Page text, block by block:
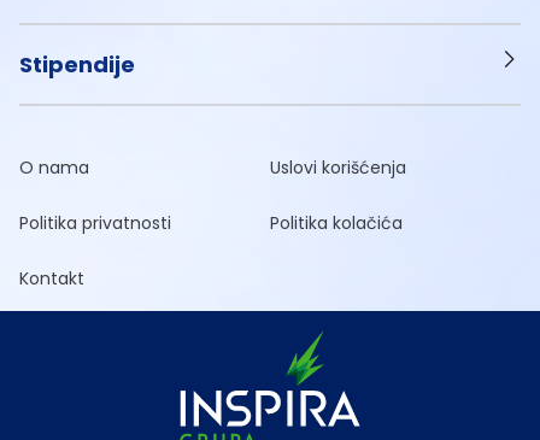
Stipendije
O nama Uslovi korišćenja
Politika privatnosti Politika kolačića
Kontakt